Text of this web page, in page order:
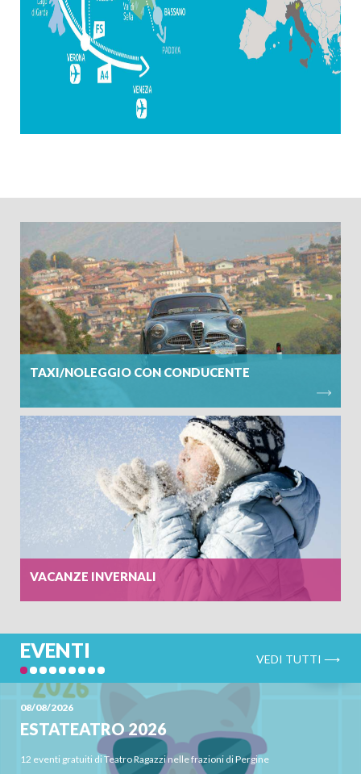
ARRIVO
PARTENZA
ADULTI
BAMBINI
CERCA
TAXI/NOLEGGIO CON CONDUCENTE
VACANZE INVERNALI
EVENTI VEDI TUTTI ⟶
08/08/2026
ESTATEATRO 2026
12 eventi gratuiti di Teatro Ragazzi nelle frazioni di Pergine